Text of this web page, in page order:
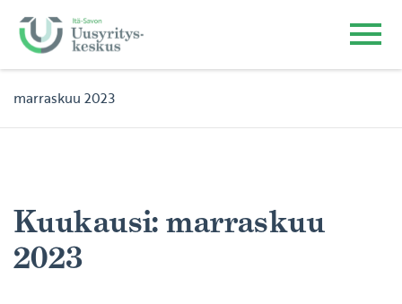
marraskuu 2023
Kuukausi:marraskuu
2023